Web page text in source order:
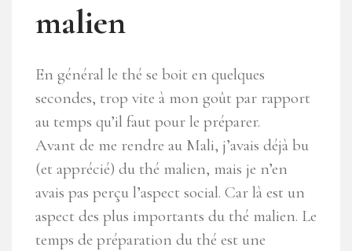
malien
En général le thé se boit en quelques
secondes, trop vite à mon goût par rapport
au temps qu’il faut pour le préparer.
Avant de me rendre au Mali, j’avais déjà bu
(et apprécié) du thé malien, mais je n’en
avais pas perçu l’aspect social. Car là est un
aspect des plus importants du thé malien. Le
temps de préparation du thé est une